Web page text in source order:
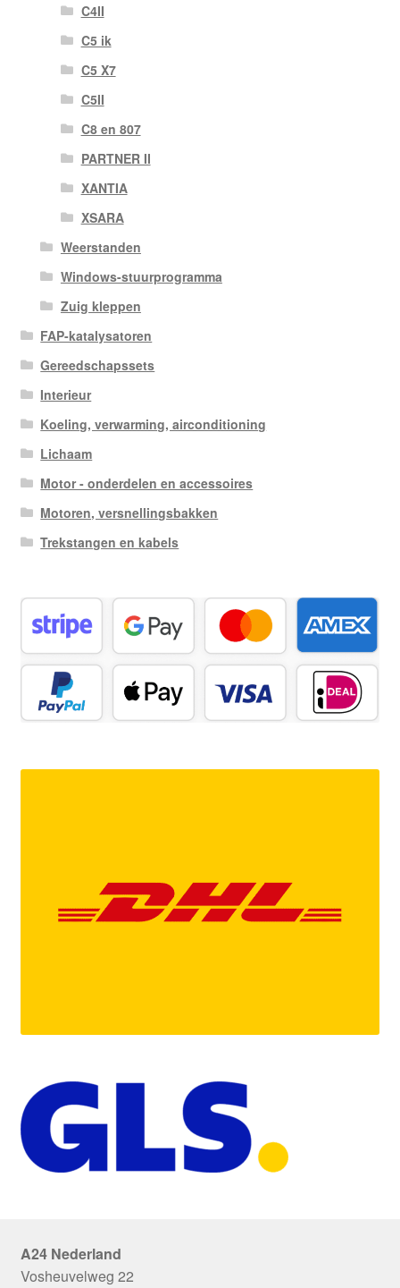
C4II
C5 ik
C5 X7
C5II
C8 en 807
PARTNER II
XANTIA
XSARA
Weerstanden
Windows-stuurprogramma
Zuig kleppen
FAP-katalysatoren
Gereedschapssets
Interieur
Koeling, verwarming, airconditioning
Lichaam
Motor - onderdelen en accessoires
Motoren, versnellingsbakken
Trekstangen en kabels
A24 Nederland
Vosheuvelweg 22